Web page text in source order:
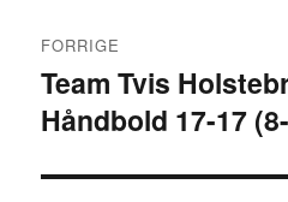
FORRIGE
Forrige
indlæg:
Team Tvis
Håndbold 17-17